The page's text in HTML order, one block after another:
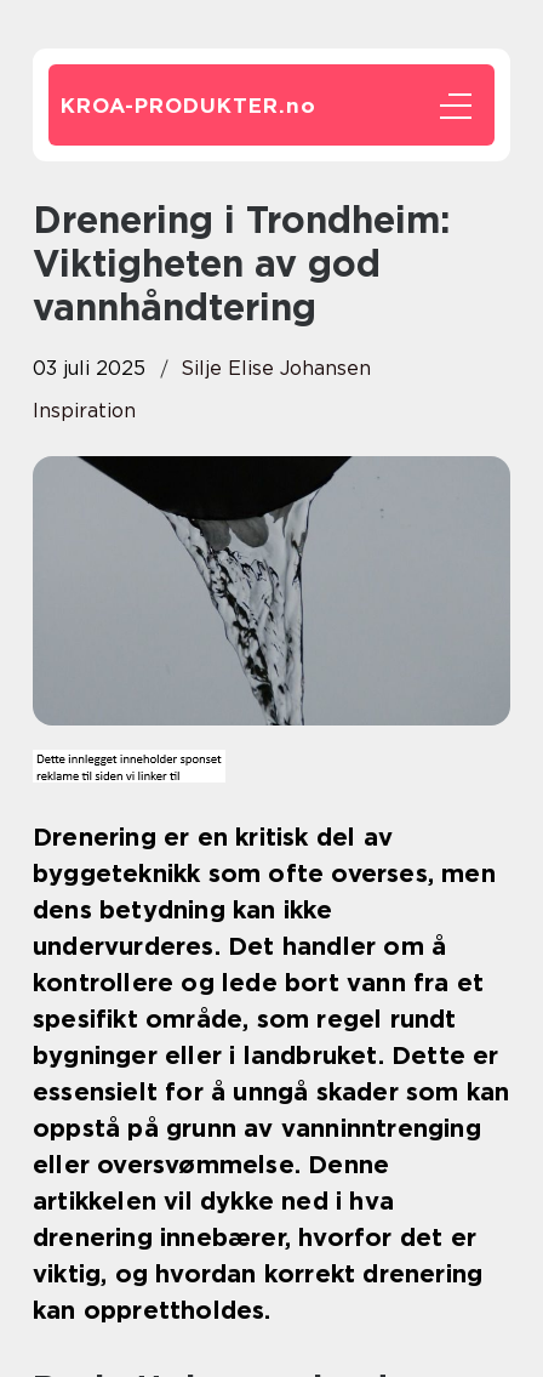
KROA-PRODUKTER.no
Drenering i Trondheim:
Viktigheten av god
vannhåndtering
03 juli 2025
Silje Elise Johansen
Inspiration
Drenering er en kritisk del av
byggeteknikk som ofte overses, men
dens betydning kan ikke
undervurderes. Det handler om å
kontrollere og lede bort vann fra et
spesifikt område, som regel rundt
bygninger eller i landbruket. Dette er
essensielt for å unngå skader som kan
oppstå på grunn av vanninntrenging
eller oversvømmelse. Denne
artikkelen vil dykke ned i hva
drenering innebærer, hvorfor det er
viktig, og hvordan korrekt drenering
kan opprettholdes.